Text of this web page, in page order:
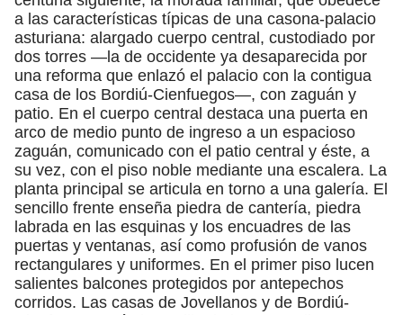
a las características típicas de una casona-palacio
asturiana: alargado cuerpo central, custodiado por
dos torres —la de occidente ya desaparecida por
una reforma que enlazó el palacio con la contigua
casa de los Bordiú-Cienfuegos—, con zaguán y
patio. En el cuerpo central destaca una puerta en
arco de medio punto de ingreso a un espacioso
zaguán, comunicado con el patio central y éste, a
su vez, con el piso noble mediante una escalera. La
planta principal se articula en torno a una galería. El
sencillo frente enseña piedra de cantería, piedra
labrada en las esquinas y los encuadres de las
puertas y ventanas, así como profusión de vanos
rectangulares y uniformes. En el primer piso lucen
salientes balcones protegidos por antepechos
corridos. Las casas de Jovellanos y de Bordiú-